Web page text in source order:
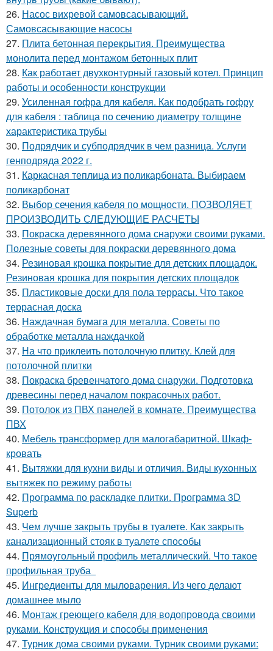
26. Насос вихревой самовсасывающий.
Самовсасывающие насосы
27. Плита бетонная перекрытия. Преимущества
монолита перед монтажом бетонных плит
28. Как работает двухконтурный газовый котел. Принцип
работы и особенности конструкции
29. Усиленная гофра для кабеля. Как подобрать гофру
для кабеля : таблица по сечению диаметру толщине
характеристика трубы
30. Подрядчик и субподрядчик в чем разница. Услуги
генподряда 2022 г.
31. Каркасная теплица из поликарбоната. Выбираем
поликарбонат
32. Выбор сечения кабеля по мощности. ПОЗВОЛЯЕТ
ПРОИЗВОДИТЬ СЛЕДУЮЩИЕ РАСЧЕТЫ
33. Покраска деревянного дома снаружи своими руками.
Полезные советы для покраски деревянного дома
34. Резиновая крошка покрытие для детских площадок.
Резиновая крошка для покрытия детских площадок
35. Пластиковые доски для пола террасы. Что такое
террасная доска
36. Наждачная бумага для металла. Советы по
обработке металла наждачкой
37. На что приклеить потолочную плитку. Клей для
потолочной плитки
38. Покраска бревенчатого дома снаружи. Подготовка
древесины перед началом покрасочных работ.
39. Потолок из ПВХ панелей в комнате. Преимущества
ПВХ
40. Мебель трансформер для малогабаритной. Шкаф-
кровать
41. Вытяжки для кухни виды и отличия. Виды кухонных
вытяжек по режиму работы
42. Программа по раскладке плитки. Программа 3D
Superb
43. Чем лучше закрыть трубы в туалете. Как закрыть
канализационный стояк в туалете способы
44. Прямоугольный профиль металлический. Что такое
профильная труба
45. Ингредиенты для мыловарения. Из чего делают
домашнее мыло
46. Монтаж греющего кабеля для водопровода своими
руками. Конструкция и способы применения
47. Турник дома своими руками. Турник своими руками: